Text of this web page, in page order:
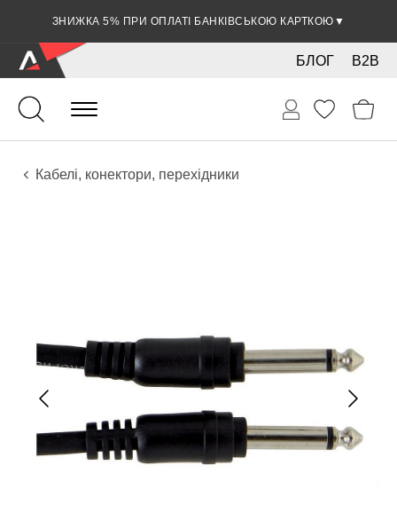
ЗНИЖКА 5% ПРИ ОПЛАТІ БАНКІВСЬКОЮ КАРТКОЮ ▼
B2B
БЛОГ
Гітари
Електро інструменти
Звукове обладнання
Кабелі, конектори, перехідники